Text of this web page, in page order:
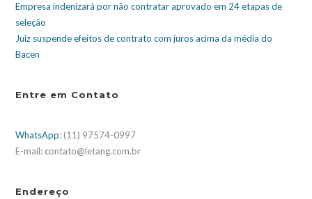
Empresa indenizará por não contratar aprovado em 24 etapas de
seleção
Juiz suspende efeitos de contrato com juros acima da média do
Bacen
Entre em Contato
WhatsApp: (11) 97574-0997
E-mail: contato@letang.com.br
Endereço